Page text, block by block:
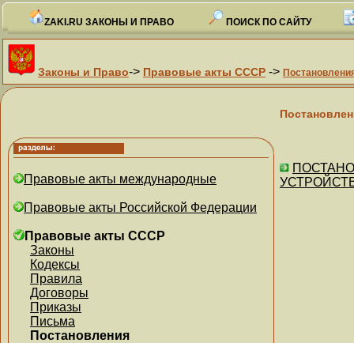
ZAKI.RU ЗАКОНЫ И ПРАВО ПОИСК ПО САЙТУ
Законы и Право-> Правовые акты СССР ->
Правовые акты международные
Правовые акты Российской Федерации
Правовые акты СССР
Законы
Кодексы
Правила
Договоры
Приказы
Письма
Постановления